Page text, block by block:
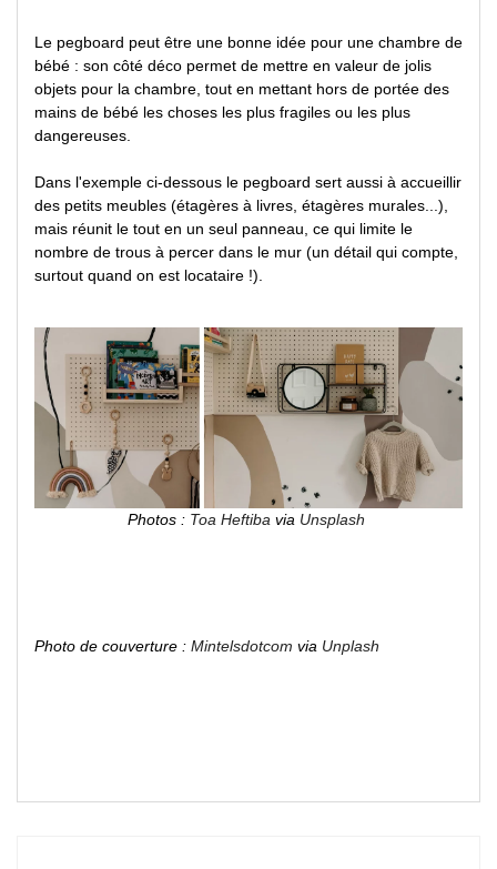
Le pegboard peut être une bonne idée pour une chambre de
bébé : son côté déco permet de mettre en valeur de jolis
objets pour la chambre, tout en mettant hors de portée des
mains de bébé les choses les plus fragiles ou les plus
dangereuses.
Dans l'exemple ci-dessous le pegboard sert aussi à accueillir
des petits meubles (étagères à livres, étagères murales...),
mais réunit le tout en un seul panneau, ce qui limite le
nombre de trous à percer dans le mur (un détail qui compte,
surtout quand on est locataire !).
Photos : Toa Heftiba via Unsplash
Photo de couverture : Mintelsdotcom via Unplash